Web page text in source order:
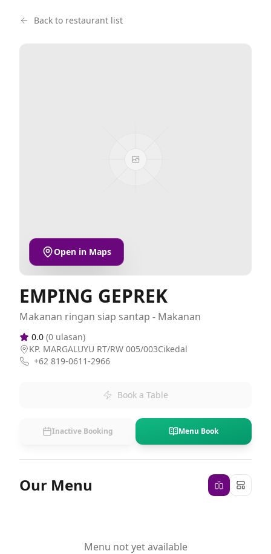
Back to restaurant list
Open in Maps
EMPING GEPREK
Makanan ringan siap santap - Makanan
0.0 (0 ulasan)
KP. MARGALUYU RT/RW 005/003Cikedal
+62 819-0611-2966
Book a Table
Inactive Booking Menu Book
Our Menu
Menu not yet available